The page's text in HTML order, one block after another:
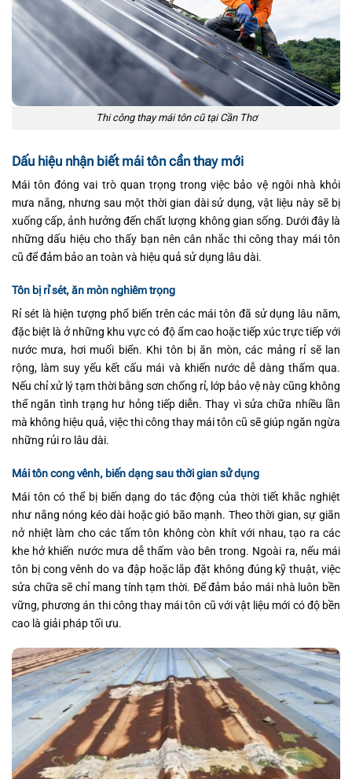
Thi công thay mái tôn cũ tại Cần Thơ
Dấu hiệu nhận biết mái tôn cần thay mới
Mái tôn đóng vai trò quan trọng trong việc bảo vệ ngôi nhà khỏi
mưa nắng, nhưng sau một thời gian dài sử dụng, vật liệu này sẽ bị
xuống cấp, ảnh hưởng đến chất lượng không gian sống. Dưới đây là
những dấu hiệu cho thấy bạn nên cân nhắc thi công thay mái tôn
cũ để đảm bảo an toàn và hiệu quả sử dụng lâu dài.
Tôn bị rỉ sét, ăn mòn nghiêm trọng
Rỉ sét là hiện tượng phổ biến trên các mái tôn đã sử dụng lâu năm,
đặc biệt là ở những khu vực có độ ẩm cao hoặc tiếp xúc trực tiếp với
nước mưa, hơi muối biển. Khi tôn bị ăn mòn, các mảng rỉ sẽ lan
rộng, làm suy yếu kết cấu mái và khiến nước dễ dàng thấm qua.
Nếu chỉ xử lý tạm thời bằng sơn chống rỉ, lớp bảo vệ này cũng không
thể ngăn tình trạng hư hỏng tiếp diễn. Thay vì sửa chữa nhiều lần
mà không hiệu quả, việc thi công thay mái tôn cũ sẽ giúp ngăn ngừa
những rủi ro lâu dài.
Mái tôn cong vênh, biến dạng sau thời gian sử dụng
Mái tôn có thể bị biến dạng do tác động của thời tiết khắc nghiệt
như nắng nóng kéo dài hoặc gió bão mạnh. Theo thời gian, sự giãn
nở nhiệt làm cho các tấm tôn không còn khít với nhau, tạo ra các
khe hở khiến nước mưa dễ thấm vào bên trong. Ngoài ra, nếu mái
tôn bị cong vênh do va đập hoặc lắp đặt không đúng kỹ thuật, việc
sửa chữa sẽ chỉ mang tính tạm thời. Để đảm bảo mái nhà luôn bền
vững, phương án thi công thay mái tôn cũ với vật liệu mới có độ bền
cao là giải pháp tối ưu.